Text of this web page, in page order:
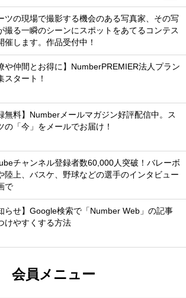
ツの現場で撮影する機会のある写真家、その写
撮る一瞬のシーンにスポットをあてるコンテス
催します。作品受付中！
や仲間とお得に】NumberPREMIER法人プラン
スタート！
無料】Numberメールマガジン好評配信中。ス
の「今」をメールでお届け！
チャンネル登録者数60,000人突破！バレーボ
陸上、バスケ、野球などの選手のインタビュー
で
らせ】Google検索で「Number Web」の記事
けやすくする方法
会員メニュー